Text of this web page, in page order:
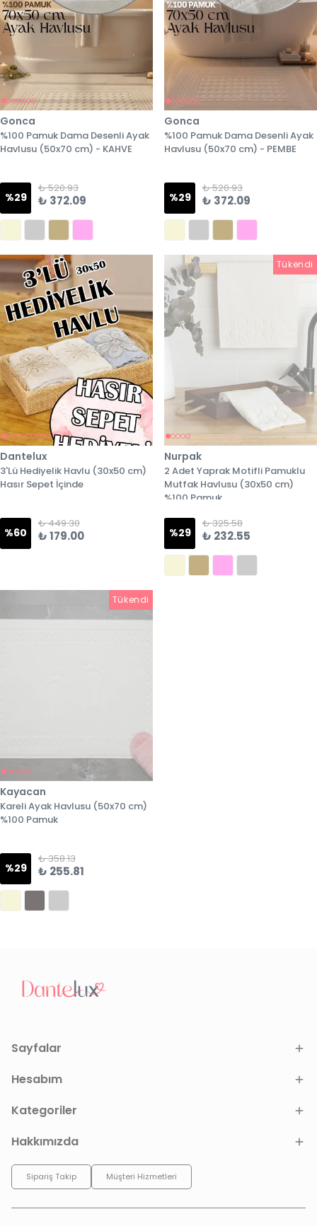
Gonca
%100 Pamuk Dama Desenli Ayak
Havlusu (50x70 cm) - KAHVE
%29
₺ 520.93
₺ 372.09
Gonca
%100 Pamuk Dama Desenli Ayak
Havlusu (50x70 cm) - PEMBE
%29
₺ 520.93
₺ 372.09
Dantelux
3'Lü Hediyelik Havlu (30x50 cm)
Hasır Sepet İçinde
%60
₺ 449.30
₺ 179.00
Tükendi
Nurpak
2 Adet Yaprak Motifli Pamuklu
Mutfak Havlusu (30x50 cm)
%100 Pamuk
%29
₺ 325.58
₺ 232.55
Tükendi
Kayacan
Kareli Ayak Havlusu (50x70 cm)
%100 Pamuk
%29
₺ 358.13
₺ 255.81
Sayfalar
Hesabım
Kategoriler
Hakkımızda
Sipariş Takip Müşteri Hizmetleri